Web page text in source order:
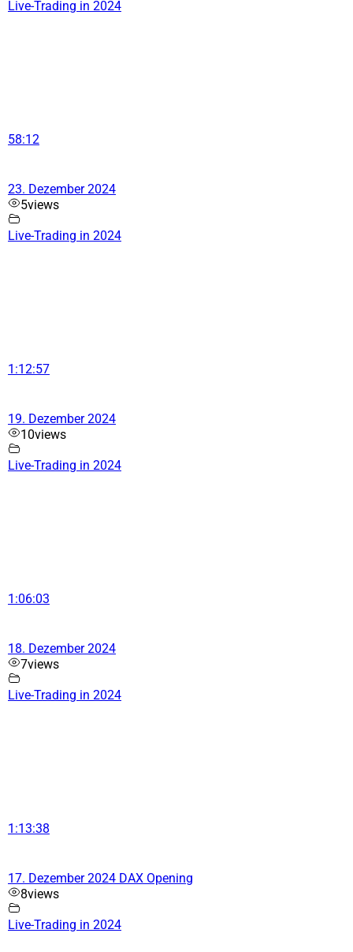
Live-Trading in 2024
58:12
23. Dezember 2024
5views
Live-Trading in 2024
1:12:57
19. Dezember 2024
10views
Live-Trading in 2024
1:06:03
18. Dezember 2024
7views
Live-Trading in 2024
1:13:38
17. Dezember 2024 DAX Opening
8views
Live-Trading in 2024